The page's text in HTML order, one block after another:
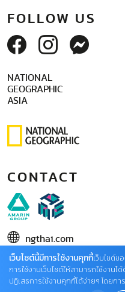
FOLLOW US
NATIONAL
GEOGRAPHIC
ASIA
CONTACT
ngthai.com
บริษัท เอเอ็มอี อิมเมจิเน
ในเครือ บริษัท อมรินทร์ คอร์เ
เว็บไซต์นี้มีการใช้งานคุกกี้เว็บไซต์ข
การใช้งานเว็บไซต์ให้สามารถใช้งา
ปฏิเสธการใช้งานคุกกี้ได้ง่ายๆ โดยก